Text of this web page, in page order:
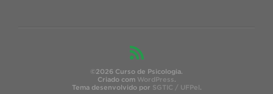
©2026 Curso de Psicologia.
Criado com WordPress.
Tema desenvolvido por SGTIC / UFPel.